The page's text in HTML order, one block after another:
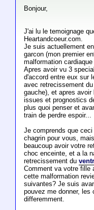
Bonjour,
J'ai lu le temoignage
Heartandcoeur.com.
Je suis actuellement
garcon (mon premier
malformation
Apres avoir vu 3
d'accord entre eux sur
avec retrecissement du
gauche), et apres
issues et prognostics
plus quoi penser et
train de perdre espoir...
Je comprends que
chagrin pour vous,
beaucoup avoir votre
choc enceinte, et a la
retrecissement du
Comment va votre fille
cette malformation
suivantes? Je suis
pouvez me donner, les
differemment.